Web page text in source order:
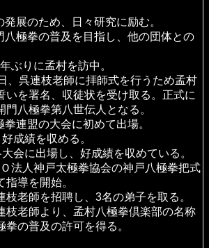
展のため、日々研究に励む。
八極拳の普及を目指し、他の団体との
ぶりに孟村を訪中。
、呉連枝老師に拝師式を行うため孟村
いを署名、収徒状を受け取る。正式に
門八極拳第八世伝人となる。
連盟の大会に初めて出場。
成績を収める。
会に出場し、好成績を収めている。
法人神戸太極拳協会の神戸八極拳把式
導を開始。
枝老師を招聘し、3名の弟子を取る。
枝老師より、孟村八極拳倶楽部の名称
拳の普及の許可を得る。